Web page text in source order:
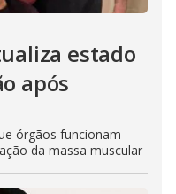
estado
após
órgãos funcionam
da massa muscular